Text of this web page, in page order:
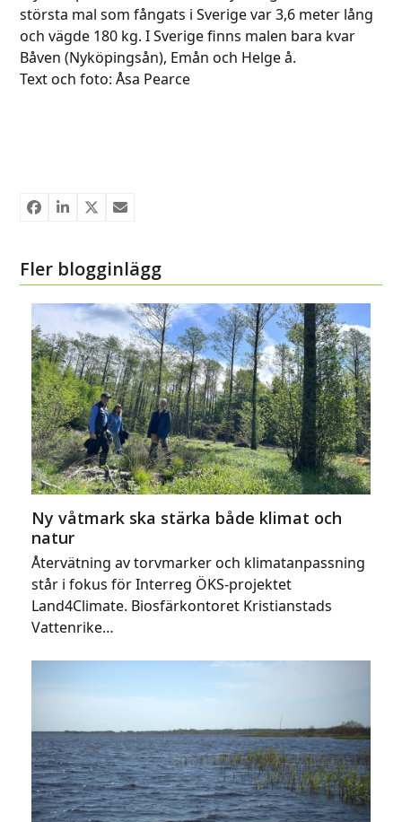
största mal som fångats i Sverige var 3,6 meter lång
och vägde 180 kg. I Sverige finns malen bara kvar
Båven (Nyköpingsån), Emån och Helge å.
Text och foto: Åsa Pearce
Fler blogginlägg
Ny våtmark ska stärka både klimat och
natur
Återvätning av torvmarker och klimatanpassning
står i fokus för Interreg ÖKS-projektet
Land4Climate. Biosfärkontoret Kristianstads
Vattenrike…